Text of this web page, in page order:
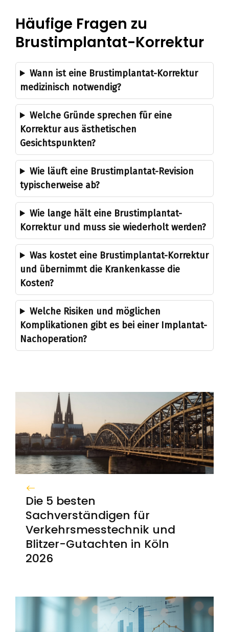
Häufige Fragen zu
Brustimplantat-Korrektur
Wann ist eine Brustimplantat-Korrektur
medizinisch notwendig?
Welche Gründe sprechen für eine
Korrektur aus ästhetischen
Gesichtspunkten?
Wie läuft eine Brustimplantat-Revision
typischerweise ab?
Wie lange hält eine Brustimplantat-
Korrektur und muss sie wiederholt werden?
Was kostet eine Brustimplantat-Korrektur
und übernimmt die Krankenkasse die
Kosten?
Welche Risiken und möglichen
Komplikationen gibt es bei einer Implantat-
Nachoperation?
Die 5 besten
Sachverständigen für
Verkehrsmesstechnik und
Blitzer-Gutachten in Köln
2026